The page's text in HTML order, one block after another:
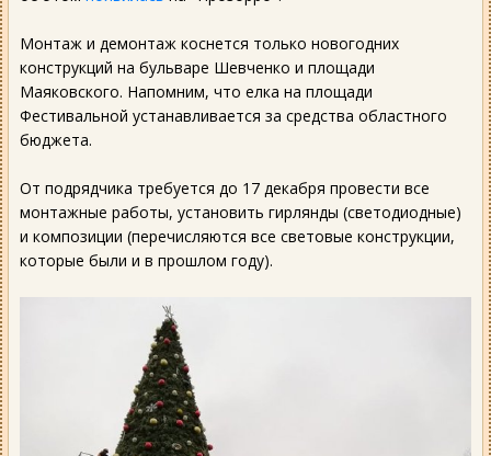
Монтаж и демонтаж коснется только новогодних
конструкций на бульваре Шевченко и площади
Маяковского. Напомним, что елка на площади
Фестивальной устанавливается за средства областного
бюджета.
От подрядчика требуется до 17 декабря провести все
монтажные работы, установить гирлянды (светодиодные)
и композиции (перечисляются все световые конструкции,
которые были и в прошлом году).